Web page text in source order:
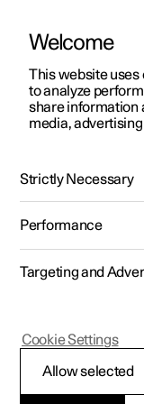
Polestar 2
Polestar 3
Polestar 4
Pre-owned
Shop
Mere
Udforsk
Kampagner
Nye
Prøvetur
Nye
Udforsk
Kampagner
Nye
Pre-owned-
Pre-owned
Tilbud til
Nye lagerbiler
Byg din bil
Pre-owned
Prøvetur
Extras
(Åbner i et
Experiences
Firmabil
Find os
Ejerskab
Opladning
Om Polestar
Håndbog
Hjul og dæk
Skifte hjul
Welcome
This website uses
to analyze
share information
media,
Strictly Necessary
Performance
Targeting and
Allow selected
Cookie Settings